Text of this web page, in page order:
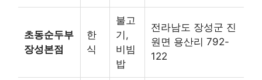
초동순두부
장성본점
한
식
불고
기,
비빔
밥
전라남도 장성군 진
원면 용산리 792-
122